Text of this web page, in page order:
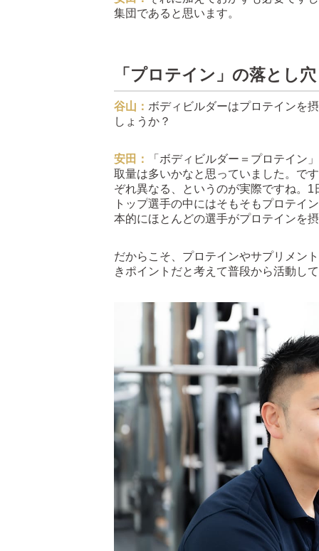
集団であると思います。
「プロテイン」の落とし
谷山： ボディビルダーはプロテインを
しょうか？
安田：
「ボディビルダー＝プロテイン
取量は多いかなと思っていました。で
ぞれ異なる、というのが実際ですね。
トップ選手の中にはそもそもプロテイ
本的にほとんどの選手がプロテインを
だからこそ、プロテインやサプリメン
きポイントだと考えて普段から活動し